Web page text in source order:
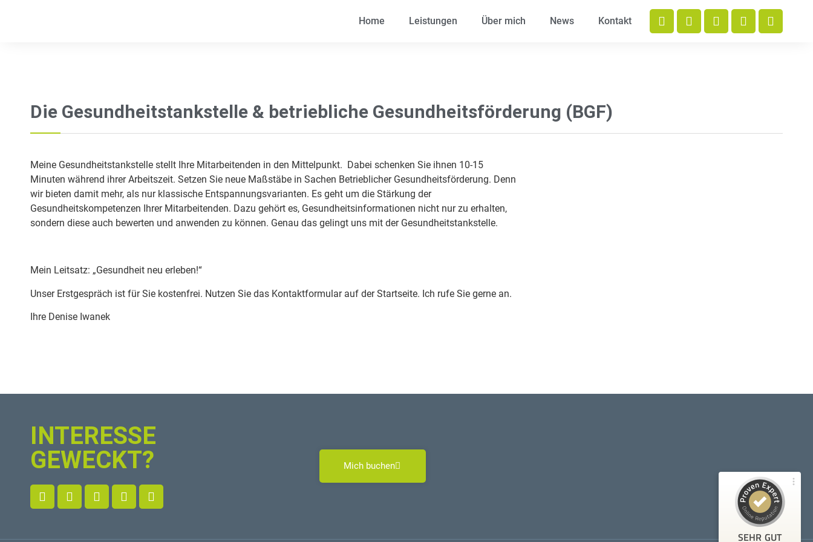
Home Leistungen Über mich News Kontakt
Die Gesundheitstankstelle & betriebliche Gesundheitsförderung (BGF)
Meine Gesundheitstankstelle stellt Ihre Mitarbeitenden in den Mittelpunkt. Dabei schenken Sie ihnen 10-15
Minuten während ihrer Arbeitszeit. Setzen Sie neue Maßstäbe in Sachen Betrieblicher Gesundheitsförderung. Denn
wir bieten damit mehr, als nur klassische Entspannungsvarianten. Es geht um die Stärkung der
Gesundheitskompetenzen Ihrer Mitarbeitenden. Dazu gehört es, Gesundheitsinformationen nicht nur zu erhalten,
sondern diese auch bewerten und anwenden zu können. Genau das gelingt uns mit der Gesundheitstankstelle.
Mein Leitsatz: „Gesundheit neu erleben!“
Unser Erstgespräch ist für Sie kostenfrei. Nutzen Sie das Kontaktformular auf der Startseite. Ich rufe Sie gerne an.
Ihre Denise Iwanek
INTERESSE
GEWECKT?
Mich buchen
SEHR GUT
Denise Iwanek
Bewertungen auf ProvenExpert.com
Blick aufs ProvenExpert-Profil werfen